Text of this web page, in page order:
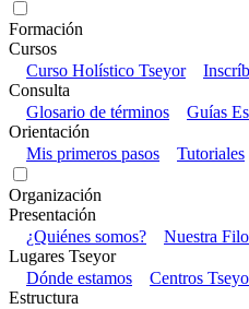
Formación
Cursos
Curso Holístico Tseyor
Consulta
Glosario de términos
Guías
Orientación
Mis primeros pasos
Tutoriales
Organización
Presentación
¿Quiénes somos?
Nuestra
Lugares Tseyor
Dónde estamos
Centros
Estructura